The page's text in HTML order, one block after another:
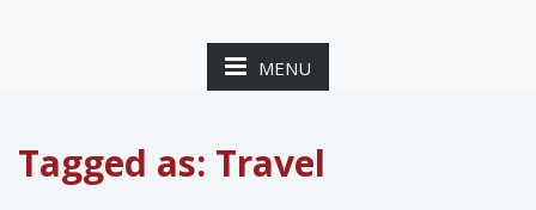
MENU
Tagged as: Travel